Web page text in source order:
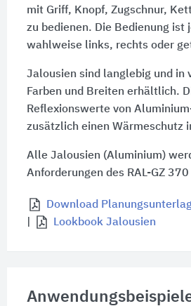
mit Griff, Knopf, Zugschnur,
zu bedienen. Die Bedienung ist
wahlweise links, rechts oder
Jalousien sind langlebig und in
Farben und Breiten erhältlich.
Reflexionswerte von
zusätzlich einen Wärmeschutz
Alle Jalousien (Aluminium)
Anforderungen des RAL-GZ
Download
Lookbook Jalousien